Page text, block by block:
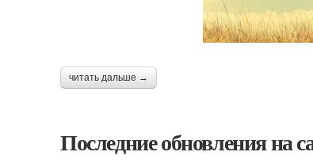
читать дальше →
Последние обновления на